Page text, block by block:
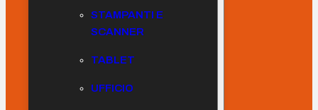
STAMPANTI E
SCANNER
TABLET
UFFICIO